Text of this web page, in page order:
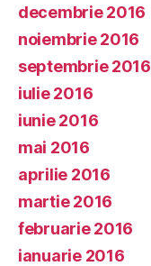
decembrie 2016
noiembrie 2016
septembrie 2016
iulie 2016
iunie 2016
mai 2016
aprilie 2016
martie 2016
februarie 2016
ianuarie 2016